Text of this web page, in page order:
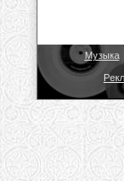
Музыка